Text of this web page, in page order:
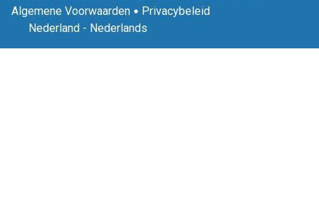
Algemene Voorwaarden
Privacybeleid
Nederland - Nederlands